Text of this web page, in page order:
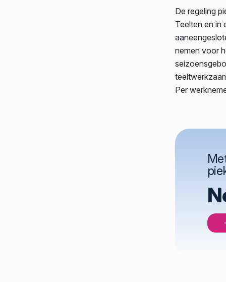
De regeling
Teelten en in
nemen voor
Per